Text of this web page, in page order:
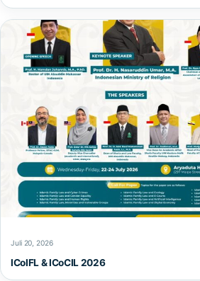
Juli 20, 2026
ICoIFL & ICoCIL 2026